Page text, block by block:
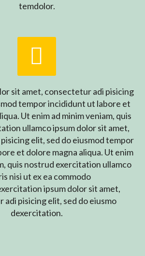
temdolor.


sit amet, consectetur adi pisicing
tempor incididunt ut labore et
Ut enim ad minim veniam, quis
ullamco ipsum dolor sit amet,
elit, sed do eiusmod tempor
et dolore magna aliqua. Ut enim
quis nostrud exercitation ullamco
nisi ut ex ea commodo
ipsum dolor sit amet,
adi pisicing elit, sed do eiusmo
dexercitation.